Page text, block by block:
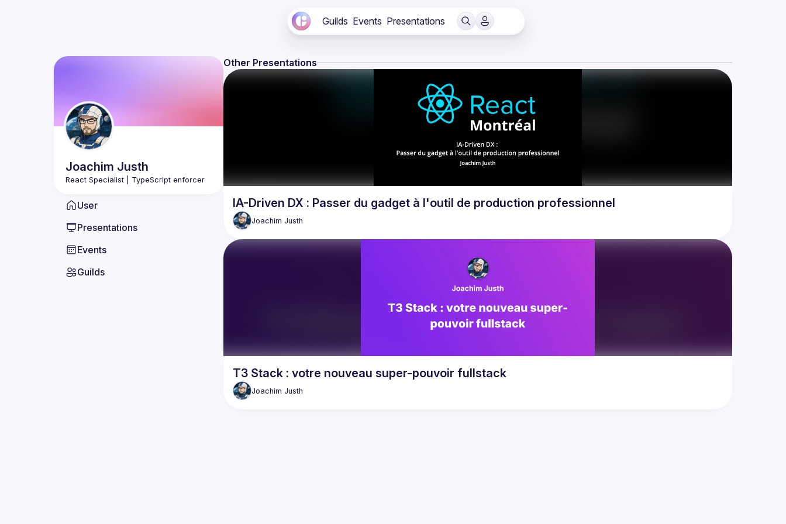
Guilds Events Presentations
Joachim Justh
User
Presentations
Events
Guilds
Other Presentations
IA-Driven DX : Passer du gadget à l'outil de production professionnel
Joachim Justh
T3 Stack : votre nouveau super-pouvoir fullstack
Joachim Justh